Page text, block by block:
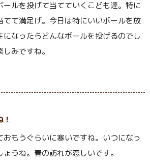
ールを投げて当てていくこども達。特に
てて満足げ。今日は特にいいボールを放
になったらどんなボールを投げるのでし
みですね。
もうぐらいに寒いですね。いつになっ
うね。春の訪れが恋しいです。